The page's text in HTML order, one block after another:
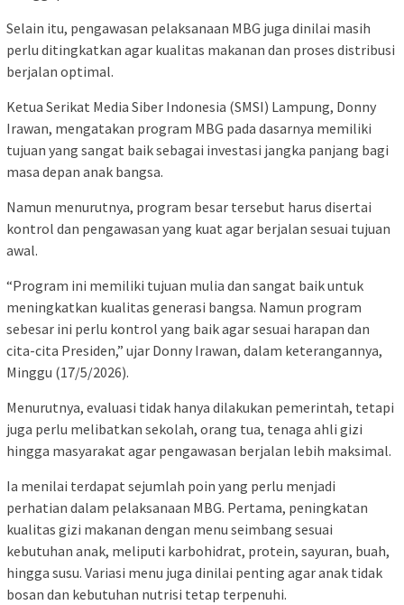
Selain itu, pengawasan pelaksanaan MBG juga dinilai masih
perlu ditingkatkan agar kualitas makanan dan proses distribusi
berjalan optimal.
Ketua Serikat Media Siber Indonesia (SMSI) Lampung, Donny
Irawan, mengatakan program MBG pada dasarnya memiliki
tujuan yang sangat baik sebagai investasi jangka panjang bagi
masa depan anak bangsa.
Namun menurutnya, program besar tersebut harus disertai
kontrol dan pengawasan yang kuat agar berjalan sesuai tujuan
awal.
“Program ini memiliki tujuan mulia dan sangat baik untuk
meningkatkan kualitas generasi bangsa. Namun program
sebesar ini perlu kontrol yang baik agar sesuai harapan dan
cita-cita Presiden,” ujar Donny Irawan, dalam keterangannya,
Minggu (17/5/2026).
Menurutnya, evaluasi tidak hanya dilakukan pemerintah, tetapi
juga perlu melibatkan sekolah, orang tua, tenaga ahli gizi
hingga masyarakat agar pengawasan berjalan lebih maksimal.
Ia menilai terdapat sejumlah poin yang perlu menjadi
perhatian dalam pelaksanaan MBG. Pertama, peningkatan
kualitas gizi makanan dengan menu seimbang sesuai
kebutuhan anak, meliputi karbohidrat, protein, sayuran, buah,
hingga susu. Variasi menu juga dinilai penting agar anak tidak
bosan dan kebutuhan nutrisi tetap terpenuhi.